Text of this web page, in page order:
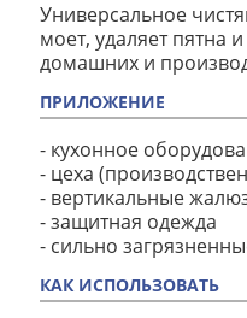
Универсальное
моет, удаляет пятна
домашних и
ПРИЛОЖЕНИЕ
- кухонное
- цеха
- вертикальные
- защитная одежда
- сильно
КАК ИСПОЛЬЗОВАТЬ